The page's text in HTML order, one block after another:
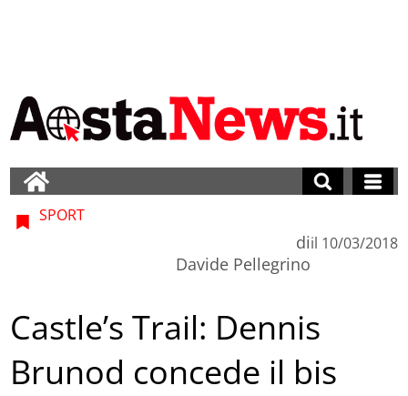
SPORT
di
Davide Pellegrino
il 10/03/2018
Castle’s Trail: Dennis
Brunod concede il bis